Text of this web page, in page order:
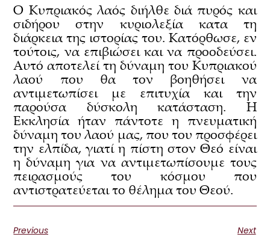
Ο Κυπριακός λαός διήλθε διά πυρός και
σιδήρου στην κυριολεξία κατα τη
διάρκεια της ιστορίας του. Κατόρθωσε, εν
τούτοις, να επιβιώσει και να προοδεύσει.
Αυτό αποτελεί τη δύναμη του Κυπριακού
λαού που θα τον βοηθήσει να
αντιμετωπίσει με επιτυχία και την
παρούσα δύσκολη κατάσταση. Η
Εκκλησία ήταν πάντοτε η πνευματική
δύναμη του λαού μας, που του προσφέρει
την ελπίδα, γιατί η πίστη στον Θεό είναι
η δύναμη για να αντιμετωπίσουμε τους
πειρασμούς του κόσμου που
αντιστρατεύεται το θέλημα του Θεού.
Previous Next